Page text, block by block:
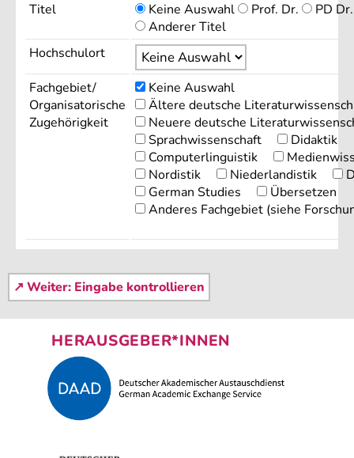
Titel
Keine Auswahl Prof. Dr.
PD
Anderer Titel
Hochschulort
Fachgebiet/
Organisatorische
Zugehörigkeit
Keine Auswahl
Ältere deutsche
Neuere deutsche
Sprachwissenschaft
Didaktik
Computerlinguistik
Nordistik
Niederlandistik
German Studies
Übersetzen
Anderes Fachgebiet (siehe
HERAUSGEBER*INNEN